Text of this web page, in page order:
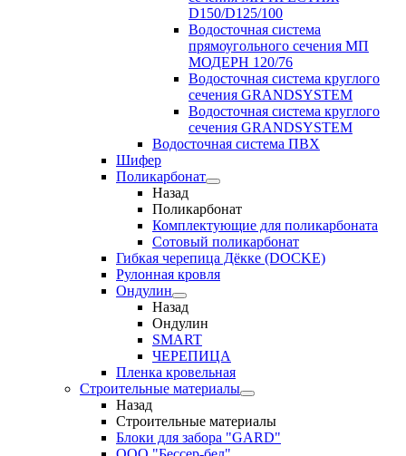
D150/D125/100
Водосточная система
прямоугольного сечения МП
МОДЕРН 120/76
Водосточная система круглого
сечения GRANDSYSTEM
Водосточная система круглого
сечения GRANDSYSTEM
Водосточная система ПВХ
Шифер
Поликарбонат
Назад
Поликарбонат
Комплектующие для поликарбоната
Сотовый поликарбонат
Гибкая черепица Дёкке (DOCKE)
Рулонная кровля
Ондулин
Назад
Ондулин
SMART
ЧЕРЕПИЦА
Пленка кровельная
Строительные материалы
Назад
Строительные материалы
Блоки для забора "GARD"